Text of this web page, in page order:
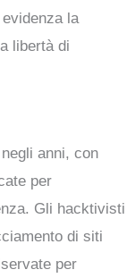
la
libertà di
anni, con
per
Gli hacktivisti
di siti
per